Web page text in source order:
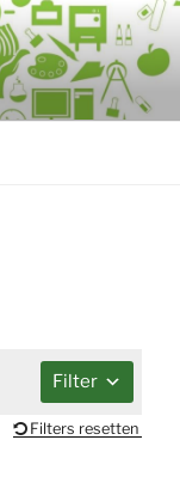
Filter
Filters resetten